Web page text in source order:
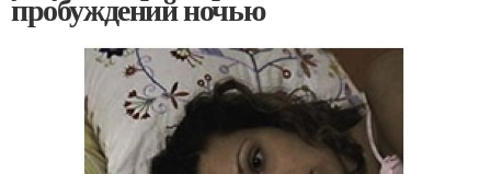
пробуждений ночью